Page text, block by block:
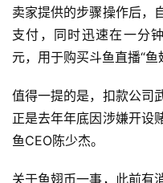
卖家提供的步骤操作后，
支付，同时迅速在一分
元，用于购买斗鱼直播“鱼
值得一提的是，扣款公司
正是去年年底因涉嫌开设
鱼CEO陈少杰。
关于鱼翅币一事，此前有